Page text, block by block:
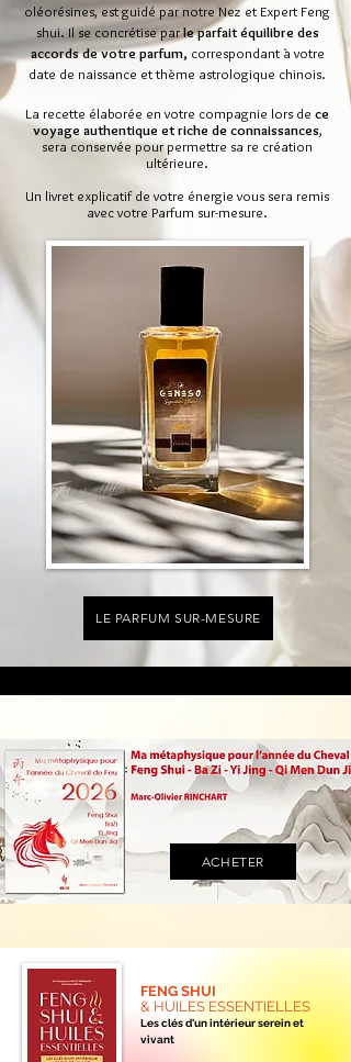
oléorésines, est guidé par notre Nez et Expert Feng
shui. Il se concrétise parle parfait équilibre des
accords de votre parfum, correspondant à votre
date de naissance et thème astrologique chinois.
La recette élaborée en votre compagnie lors de ce
voyage authentique et riche de connaissances,
sera conservée pour permettre sa re création
ultérieure.
Un livret explicatif de votre énergie vous sera remis
avec votre Parfum sur-mesure.
LE PARFUM SUR-MESURE
ACHETER
FENG SHUI
& HUILES ESSENTIELLES
Les clés d'un intérieur serein et
vivant